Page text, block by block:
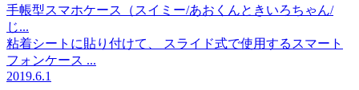
手帳型スマホケース（スイミー/あおくんときいろちゃん/
じ...
粘着シートに貼り付けて、 スライド式で使用するスマート
フォンケース ...
2019.6.1